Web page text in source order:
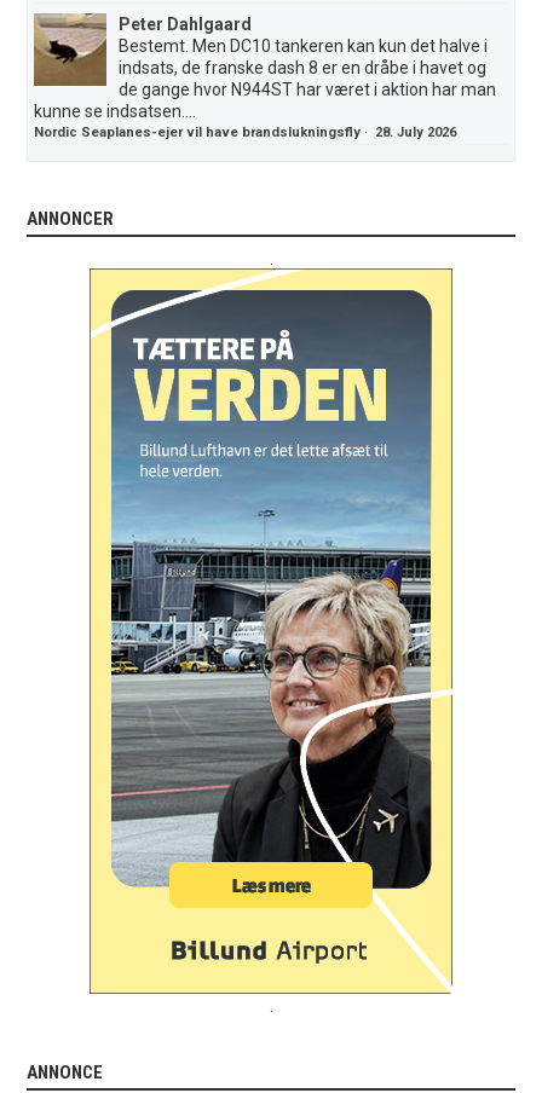
Peter Dahlgaard
Bestemt. Men DC10 tankeren kan kun det halve i
indsats, de franske dash 8 er en dråbe i havet og
de gange hvor N944ST har været i aktion har man
kunne se indsatsen....
Nordic Seaplanes-ejer vil have brandslukningsfly · 28. July 2026
ANNONCER
ANNONCE